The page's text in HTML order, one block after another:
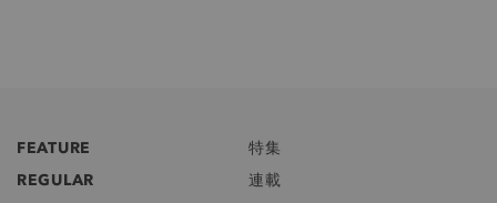
FEATURE
特集
REGULAR
連載